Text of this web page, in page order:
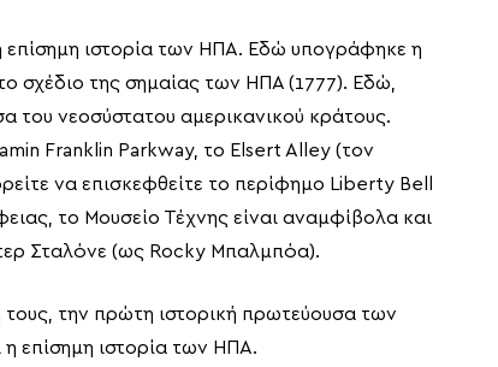
επίσημη ιστορία των ΗΠΑ. Εδώ υπογράφηκε η
σχέδιο της σημαίας των ΗΠΑ (1777). Εδώ,
νεοσύστατου αμερικανικού κράτους.
Franklin Parkway, το Elsert Alley (τον
να επισκεφθείτε το περίφημο Liberty Bell
το Μουσείο Τέχνης είναι αναμφίβολα και
Σταλόνε (ως Rocky Μπαλμπόα).
την πρώτη ιστορική πρωτεύουσα των
επίσημη ιστορία των ΗΠΑ.